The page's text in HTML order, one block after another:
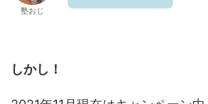
塾おじ
しかし！